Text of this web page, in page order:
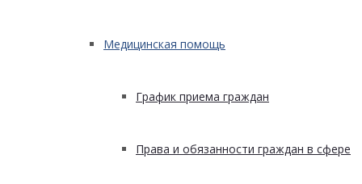
Медицинская помощь
График приема граждан
Права и обязанности граждан в сфере